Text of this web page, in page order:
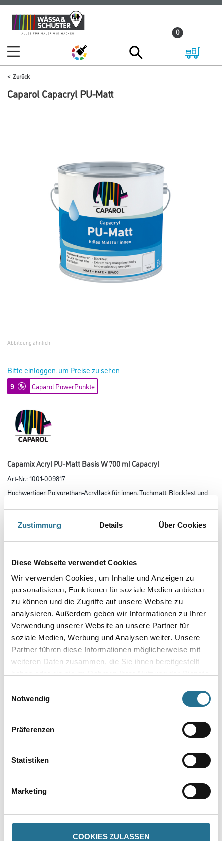
Zustimmung Details Über Cookies
Diese Webseite verwendet Cookies
Wir verwenden Cookies, um Inhalte und Anzeigen zu
personalisieren, Funktionen für soziale Medien anbieten
zu können und die Zugriffe auf unsere Website zu
analysieren. Außerdem geben wir Informationen zu Ihrer
Verwendung unserer Website an unsere Partner für
soziale Medien, Werbung und Analysen weiter. Unsere
Partner führen diese Informationen möglicherweise mit
weiteren Daten zusammen, die Sie ihnen bereitgestellt
Notwendig
Präferenzen
Statistiken
Marketing
COOKIES ZULASSEN
Zum
Inhalt
Zum
Navigationsmenü
0
Zurück
Caparol Capacryl PU-Matt
Abbildung ähnlich
Bitte einloggen, um Preise zu sehen
9 Caparol PowerPunkte
Capamix Acryl PU-Matt Basis W 700 ml Capacryl
Art-Nr.:1001-009817
Hochwertiger Polyurethan-Acryllack für innen. Tuchmatt, Blockfest und
Farbtonbezeichnung
Glanzgrad
Gebinde
Umrechnungsfaktoren
Zur Farbauswahl für Ihren Wunschfarbton
Produkteigenschaft